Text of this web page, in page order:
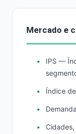
Mercado e
IPS —
Índice